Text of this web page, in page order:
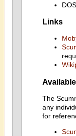
DOS
Links
The
any
for